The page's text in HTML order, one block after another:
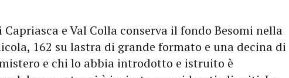
e Val Colla conserva il fondo Besomi nella
162 su lastra di grande formato e una decina di
e chi lo abbia introdotto e istruito è